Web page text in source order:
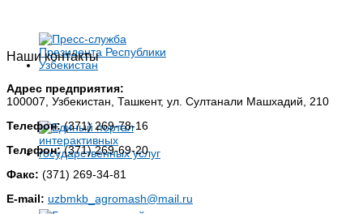
Наши контакты
Адрес предприятия:
100007, Узбекистан, Ташкент, ул. Султанали Машхадий, 210
Телефон:(371) 269-78-16
Телефон:(371) 269-69-20
Факс: (371) 269-34-81
E-mail: uzbmkb_agromash@mail.ru